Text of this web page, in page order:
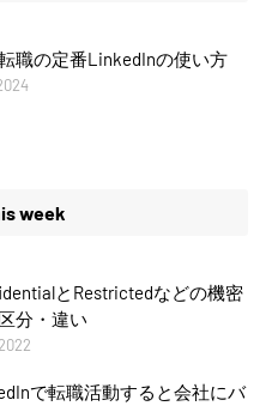
職の定番LinkedInの使い方
week
とRestrictedなどの機密
分・違い
で転職活動すると会社にバ